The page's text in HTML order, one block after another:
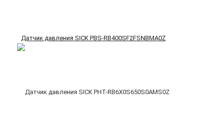
Датчик давления SICK PBS-RB400SF2FSNBMA0Z